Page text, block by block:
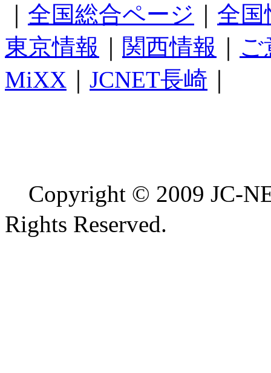
｜ 全国総合ページ ｜ 全国
東京情報 ｜ 関西情報 ｜ ご
MiXX ｜ JCNET長崎 ｜
Copyright © 2009 JC-
Rights Reserved.